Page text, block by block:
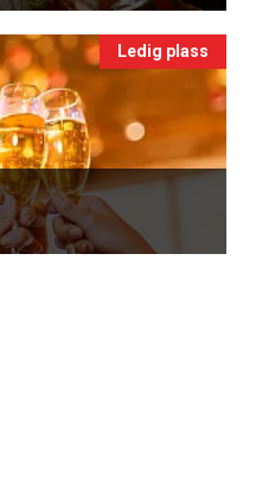
Ledig plass